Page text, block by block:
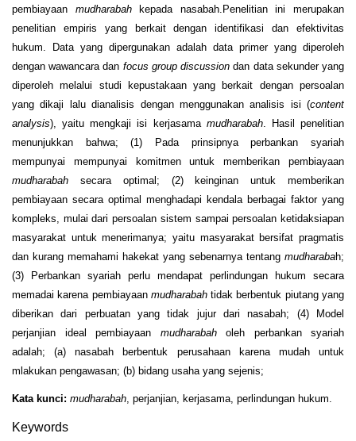
pembiayaan mudharabah
kepada nasabah.Penelitian ini merupakan
penelitian empiris yang berkait dengan identifikasi dan efektivitas
hukum. Data yang dipergunakan adalah data primer yang diperoleh
dengan wawancara dan focus group discussiondan data sekunder yang
diperoleh melalui studi kepustakaan yang berkait dengan persoalan
yang dikaji lalu dianalisis dengan menggunakan analisis isi (content
analysis), yaitu mengkaji isi kerjasama mudharabah. Hasil penelitian
menunjukkan bahwa; (1) Pada prinsipnya perbankan syariah
mempunyai mempunyai komitmen untuk memberikan pembiayaan
mudharabah secara optimal; (2) keinginan untuk memberikan
pembiayaan secara optimal menghadapi kendala berbagai faktor yang
kompleks, mulai dari persoalan sistem sampai persoalan ketidaksiapan
masyarakat untuk menerimanya; yaitu masyarakat bersifat pragmatis
dan kurang memahami hakekat yang sebenarnya tentang mudharabah;
(3) Perbankan syariah perlu mendapat perlindungan hukum secara
memadai karena pembiayaan mudharabahtidak berbentuk piutang yang
diberikan dari perbuatan yang tidak jujur dari nasabah; (4) Model
perjanjian ideal pembiayaan mudharabah oleh perbankan syariah
adalah; (a) nasabah berbentuk perusahaan karena mudah untuk
mlakukan pengawasan; (b) bidang usaha yang sejenis;
Kata kunci: mudharabah , perjanjian, kerjasama, perlindungan hukum.
Keywords